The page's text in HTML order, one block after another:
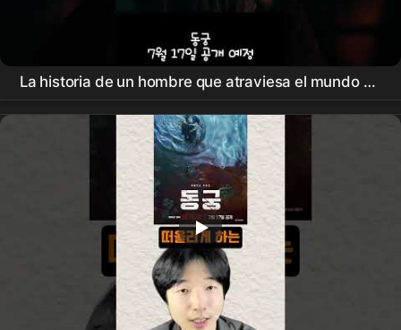
La historia de un hombre que atraviesa el mundo de
los oídos # Netflix #Shorts